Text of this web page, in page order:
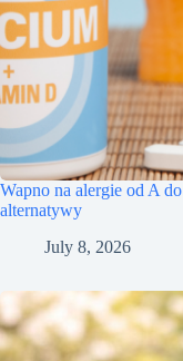
Wapno na alergie od A
alternatywy
July 8, 2026